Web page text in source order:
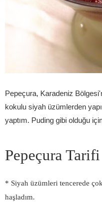
Pepeçura, Karadeniz
kokulu siyah üzümlerden
yaptım. Puding gibi olduğu
Pepeçura Tarifi
* Siyah üzümleri tencerede
haşladım.